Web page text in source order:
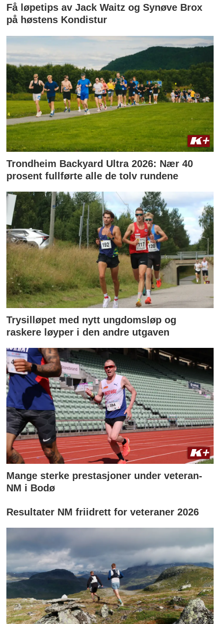
Få løpetips av Jack Waitz og Synøve Brox
på høstens Kondistur
Trondheim Backyard Ultra 2026: Nær 40
prosent fullførte alle de tolv rundene
Trysilløpet med nytt ungdomsløp og
raskere løyper i den andre utgaven
Mange sterke prestasjoner under veteran-
NM i Bodø
Resultater NM friidrett for veteraner 2026